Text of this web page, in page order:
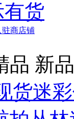
货
驻商店铺
品 新品